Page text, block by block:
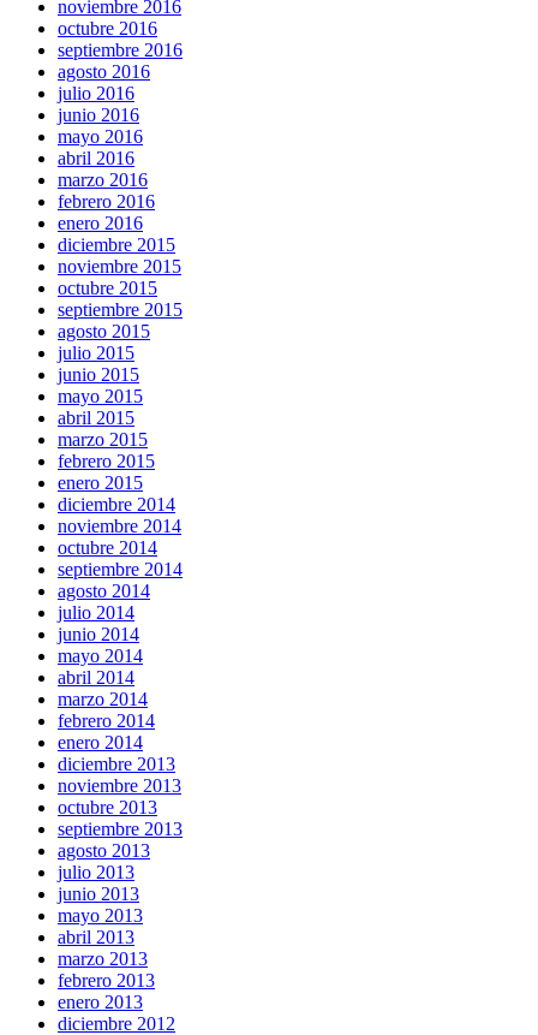
noviembre 2016
octubre 2016
septiembre 2016
agosto 2016
julio 2016
junio 2016
mayo 2016
abril 2016
marzo 2016
febrero 2016
enero 2016
diciembre 2015
noviembre 2015
octubre 2015
septiembre 2015
agosto 2015
julio 2015
junio 2015
mayo 2015
abril 2015
marzo 2015
febrero 2015
enero 2015
diciembre 2014
noviembre 2014
octubre 2014
septiembre 2014
agosto 2014
julio 2014
junio 2014
mayo 2014
abril 2014
marzo 2014
febrero 2014
enero 2014
diciembre 2013
noviembre 2013
octubre 2013
septiembre 2013
agosto 2013
julio 2013
junio 2013
mayo 2013
abril 2013
marzo 2013
febrero 2013
enero 2013
diciembre 2012